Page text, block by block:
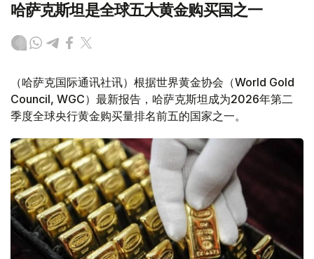
哈萨克斯坦是全球五大黄金购买国之一
（哈萨克国际通讯社讯）根据世界黄金协会（World Gold
Council, WGC）最新报告，哈萨克斯坦成为2026年第二
季度全球央行黄金购买量排名前五的国家之一。